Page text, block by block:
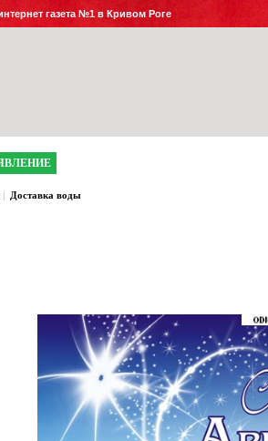
газета №1 в Кривом Роге
| Доставка воды